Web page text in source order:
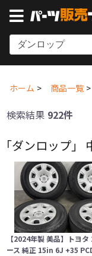
ホーム 商品一覧
検索結果 922件
「ダンロップ
【2024年製 美品】トヨ
ース 純正 15in 6J +35